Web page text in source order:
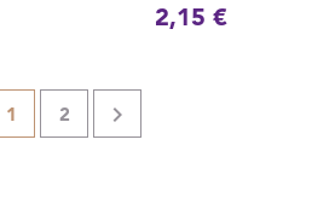
2,15 €
1 2 